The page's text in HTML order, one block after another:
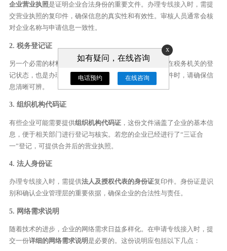
企业营业执照是证明企业合法身份的重要文件。办理专线接入 时，需提
交营业执照的复印件，确保信息的真实性和有效性。审核人员通常会核
对企业名称与申请信息一致性。
2. 税务登记证
另一个必需的材料是 税务登记证。这个文件证明了企业在税务机关的登
记状态，也是办理
专线接入的重要依据之一。提交复印件时，请确保信
息清晰可辨。
3. 组织机构代码证
有些企业可能需要提供组织机构代码证，这份文件涵盖了企业的基本信
息，便于相关部门进行登记与核实。若您的企业已经进行了“三证合
一”登记，可提供合并后的营业执照。
4. 法人身份证
办理专线接入 时，需提供法人及授权代表的身份证复印件。身份证是识
别和确认企业管理层的重要依据，确保企业的合法性与责任。
5. 网络需求说明
随着技术的进步，企业的网络需求日益多样化。在申请专线接入 时，提
交一份详细的网络需求说明 是必要的。这份说明应包括以下几点：
x
如有疑问，在线咨询
电话预约 在线咨询